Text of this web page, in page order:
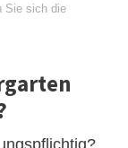
Sie sich die